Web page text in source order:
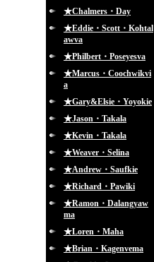
★Chalmers・Day
★Eddie・Scott・Kohtal
awva
★Philbert・Poseyesva
★Marcus・Coochwikvi
a
★Gary&Elsie・Yoyokie
★Jason・Takala
★Kevin・Takala
★Weaver・Selina
★Andrew・Saufkie
★Richard・Pawiki
★Ramon・Dalangyaw
ma
★Loren・Maha
★Brian・Kagenvema